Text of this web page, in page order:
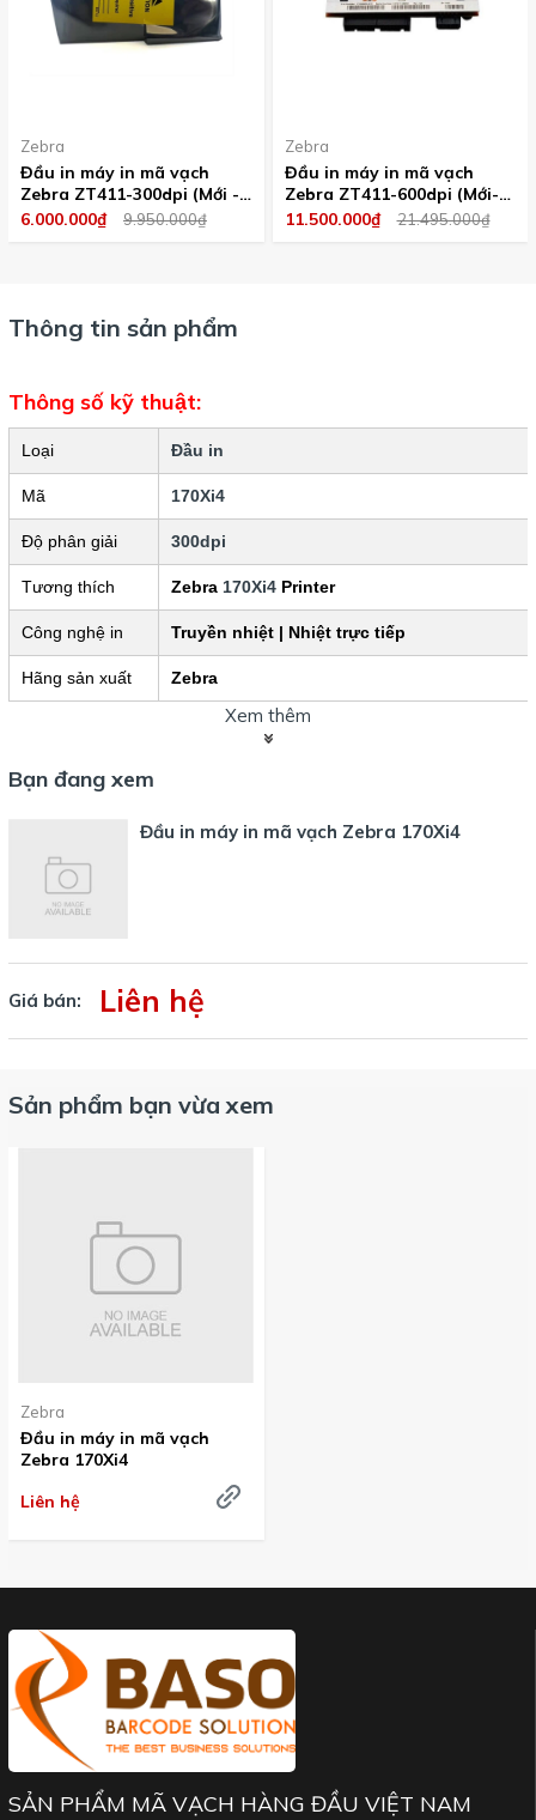
Zebra
Đầu in máy in mã vạch
Zebra ZT411-300dpi (Mới -
Nguyên seal)
6.000.000₫ 9.950.000₫
Zebra
Đầu in máy in mã vạch
Zebra ZT411-600dpi (Mới-
Nguyên seal)
11.500.000₫ 21.495.000₫
Thông tin sản phẩm
Thông số kỹ thuật:
Loại Đầu in
Mã 170Xi4
Độ phân giải 300dpi
Tương thích Zebra 170Xi4 Printer
Công nghệ in Truyền nhiệt | Nhiệt trực tiếp
Hãng sản xuất Zebra
Xem thêm
Bạn đang xem
Đầu in máy in mã vạch Zebra 170Xi4
Giá bán: Liên hệ
Sản phẩm bạn vừa xem
Zebra
Đầu in máy in mã vạch
Zebra 170Xi4
Liên hệ
SẢN PHẨM MÃ VẠCH HÀNG ĐẦU VIỆT NAM